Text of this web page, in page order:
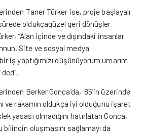
Taner Türker ise, proje başlayalı
oldukçagüzel geri dönüşler
“Alan içinde ve dışındaki insanlar
Site ve sosyal medya
iş yaptığımızı düşünüyorum umarım
dedi.
Berker Gonca’da, 85’in üzerinde
ve rakamın oldukça iyi olduğunu işaret
yasası olmadığını hatırlatan Gonca,
oluşmasını sağlamayı da